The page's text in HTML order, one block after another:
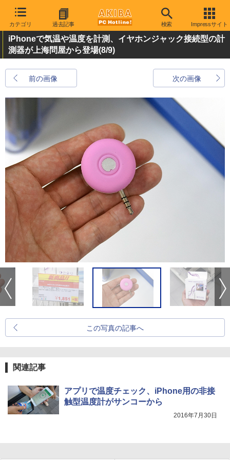
カテゴリ 過去記事 検索 Impressサイト
iPhoneで気温や温度を計測、イヤホンジャック接続型の計
測器が上海問屋から登場(8/9)
前の画像 次の画像
この写真の記事へ
関連記事
アプリで温度チェック、iPhone用の非接
触型温度計がサンコーから
2016年7月30日